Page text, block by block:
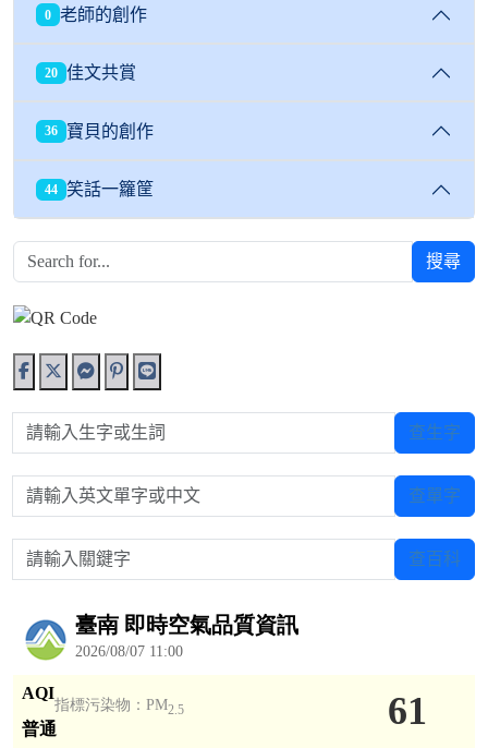
0 老師的創作
20 佳文共賞
36 寶貝的創作
44 笑話一籮筐
搜尋
請輸入生字或生詞 查生字
請輸入英文單字或中文 查單字
請輸入關鍵字 查百科